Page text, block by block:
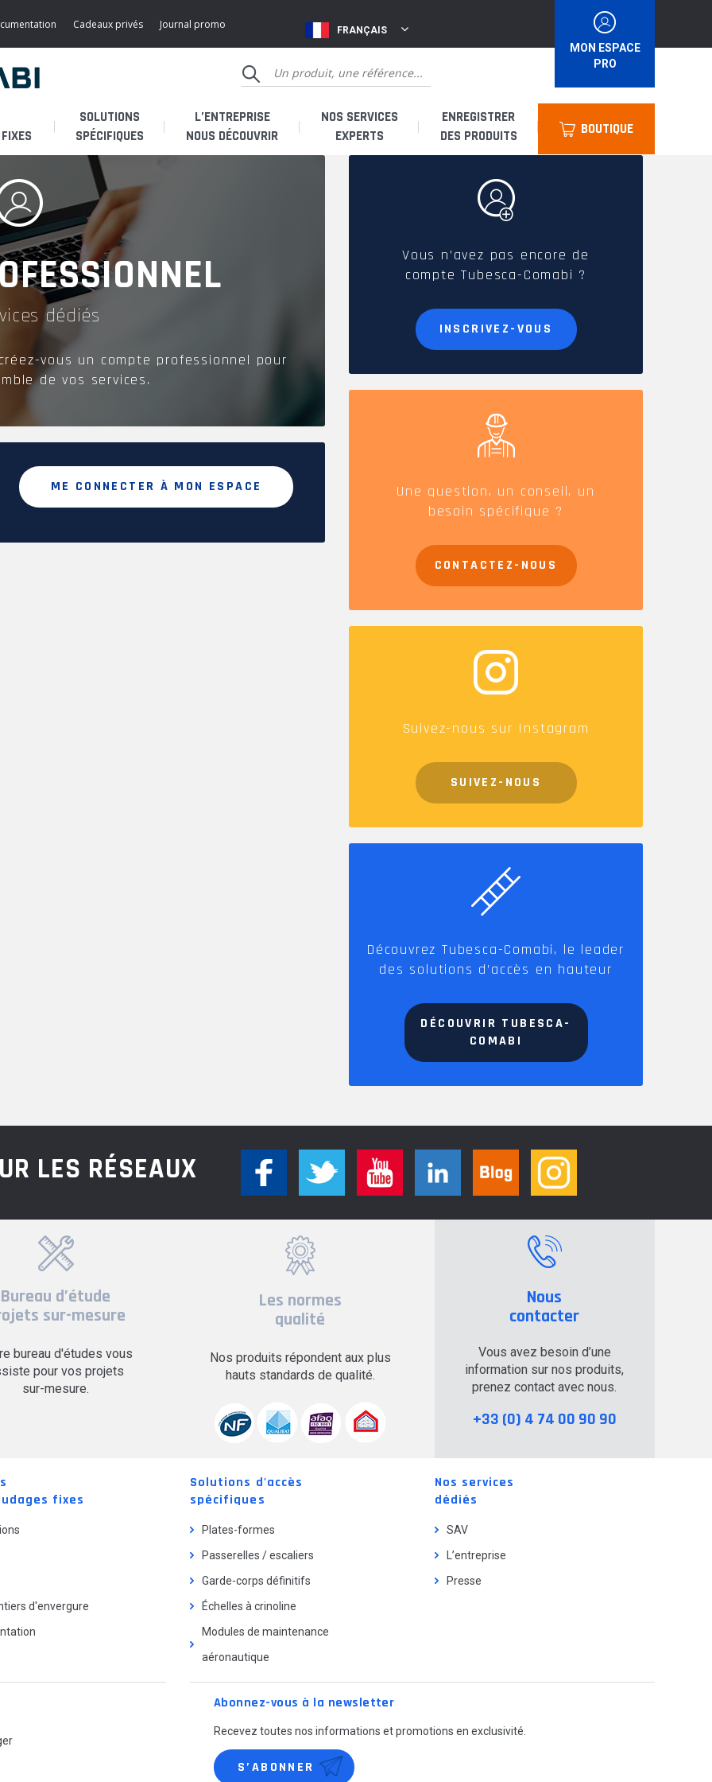
MON ESPACE
PRO
FRANÇAIS
Cadeaux privés Journal promo
SOLUTIONS
SPÉCIFIQUES
L’ENTREPRISE
NOUS DÉCOUVRIR
Fabricant français
Carrières
NOS SERVICES
EXPERTS
Je suis un utilisateur
SAV & Accessoires
ENREGISTRER
DES PRODUITS
BOUTIQUE
dédiés
vous un compte professionnel pour
de vos services.
ME CONNECTER À MON ESPACE
Vous n’avez pas encore de
compte Tubesca-Comabi ?
INSCRIVEZ-VOUS
Une question, un conseil, un
besoin spécifique ?
CONTACTEZ-NOUS
Suivez-nous sur Instagram
SUIVEZ-NOUS
Découvrez Tubesca-Comabi, le leader
des solutions d’accès en hauteur
DÉCOUVRIR TUBESCA-
COMABI
LES RÉSEAUX
Bureau d’étude
sur-mesure
bureau d'études vous
pour vos projets
sur-mesure.
Les normes
qualité
Nos produits répondent aux plus
hauts standards de qualité.
Nous
contacter
Vous avez besoin d’une
information sur nos produits,
prenez contact avec nous.
+33 (0) 4 74 00 90 90
fixes
d'envergure
Solutions d'accès
spécifiques
Plates-formes
Passerelles / escaliers
Garde-corps définitifs
Échelles à crinoline
Modules de maintenance
aéronautique
Nos services
dédiés
SAV
L’entreprise
Presse
Abonnez-vous à la newsletter
Recevez toutes nos informations et promotions en exclusivité.
S’ABONNER